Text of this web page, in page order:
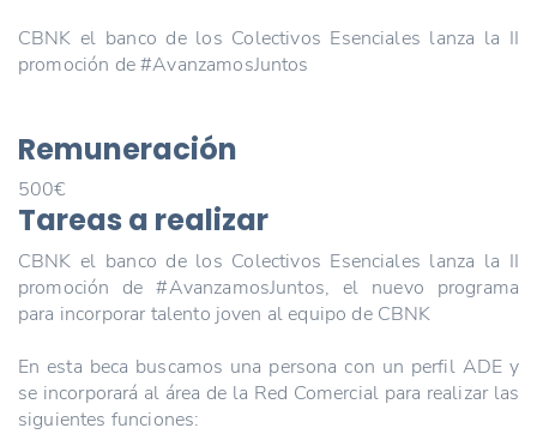
CBNK el banco de los Colectivos Esenciales lanza la II
promoción de #AvanzamosJuntos
Remuneración
500€
Tareas a realizar
CBNK el banco de los Colectivos Esenciales lanza la II
promoción de #AvanzamosJuntos, el nuevo programa
para incorporar talento joven al equipo de CBNK
En esta beca buscamos una persona con un perfil ADE y
se incorporará al área de la Red Comercial para realizar las
siguientes funciones: